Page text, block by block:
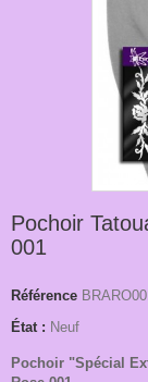
Pochoir
001
Référence
État : Neuf
Pochoir "Spécial